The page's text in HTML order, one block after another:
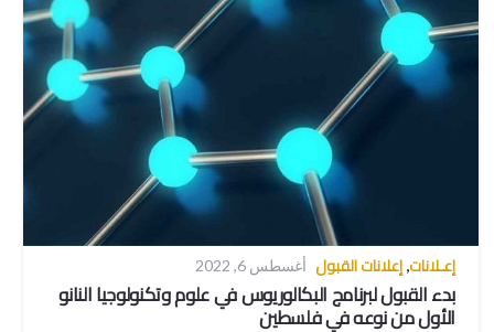
إعـلانات, إعلانات القبول أغسطس 6, 2022
بدء القبول لبرنامج البكالوريوس في علوم وتكنولوجيا النانو
الأول من نوعه في فلسطين